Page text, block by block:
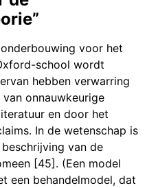
voor het
school wordt
hebben verwarring
onnauwkeurige
en door het
In de wetenschap is
van de
[45]. (Een model
een behandelmodel, dat